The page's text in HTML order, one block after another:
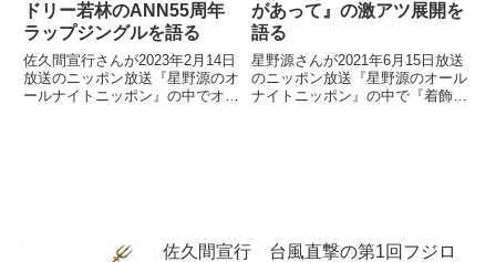
ドリー若林のANN55周年
ラップジングルを語る
佐久間宣行さんが2023年2月14日
放送のニッポン放送『星野源のオ
ールナイトニッポン』の中でオー
があって』の激アツ展開を
語る
星野源さんが2021年6月15日放送
のニッポン放送『星野源のオール
ナイトニッポン』の中で『着飾る
佐久間宣行 台風直撃の第1回フジロ